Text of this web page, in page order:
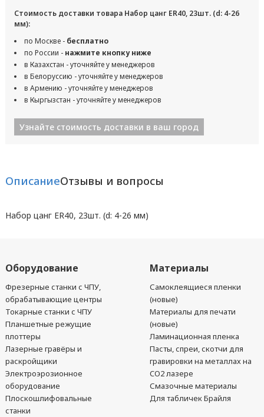
Стоимость доставки товара Набор цанг ER40, 23шт. (d: 4-26
мм):
по Москве - бесплатно
по России - нажмите кнопку ниже
в Казахстан - уточняйте у менеджеров
в Белоруссию - уточняйте у менеджеров
в Армению - уточняйте у менеджеров
в Кыргызстан - уточняйте у менеджеров
Узнайте стоимость доставки в ваш город
ОписаниеОтзывы и вопросы
Набор цанг ER40, 23шт. (d: 4-26 мм)
Оборудование
Фрезерные станки с ЧПУ,
обрабатывающие центры
Токарные станки с ЧПУ
Планшетные режущие
плоттеры
Лазерные гравёры и
раскройщики
Электроэрозионное
оборудование
Плоскошлифовальные
станки
Материалы
Самоклеящиеся пленки
(новые)
Материалы для печати
(новые)
Ламинационная пленка
Пасты, спреи, скотчи для
гравировки на металлах на
CO2 лазере
Смазочные материалы
Для табличек Брайля